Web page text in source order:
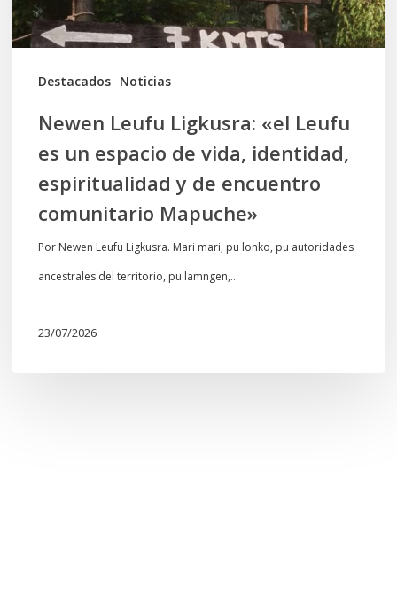
Destacados Noticias
espacio
de
vida,
espiritualidad
encuentro
comunitario
Mapuche»
Newen Leufu Ligkusra: «el Leufu
es un espacio de vida, identidad,
espiritualidad y de encuentro
comunitario Mapuche»
Por Newen Leufu Ligkusra. Mari mari, pu lonko, pu autoridades
ancestrales del territorio, pu lamngen,…
23/07/2026